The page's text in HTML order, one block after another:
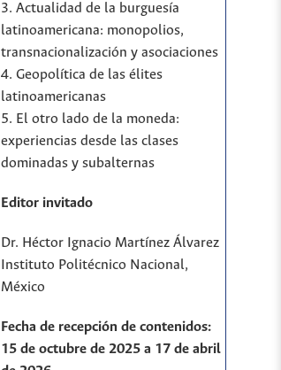
3. Actualidad de la burguesía
latinoamericana: monopolios,
transnacionalización y asociaciones
4. Geopolítica de las élites
latinoamericanas
5. El otro lado de la moneda:
experiencias desde las clases
dominadas y subalternas
Editor invitado
Dr. Héctor Ignacio Martínez Álvarez
Instituto Politécnico Nacional,
México
Fecha de recepción de contenidos:
15 de octubre de 2025 a 17 de abril